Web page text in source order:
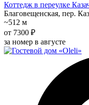
Коттедж в переулке
Благовещенская, пер.
~512 м
от 7300 ₽
за номер в августе